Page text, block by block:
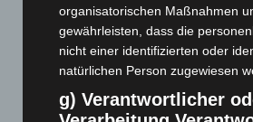
Corona-News
Hannover und Region
Langenhagen und Ortsteile
Leserbriefe
Menschen
organisatorischen Maßnahmen
gewährleisten, dass die
nicht einer identifizierten oder
natürlichen Person zugewiesen
g) Verantwortlicher